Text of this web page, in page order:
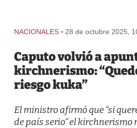
NACIONALES - 28 de octubre 2025,
Caputo volvió a
kirchnerismo:
riesgo kuka”
El ministro afirmó que “si
de país serio” el kirchnerismo